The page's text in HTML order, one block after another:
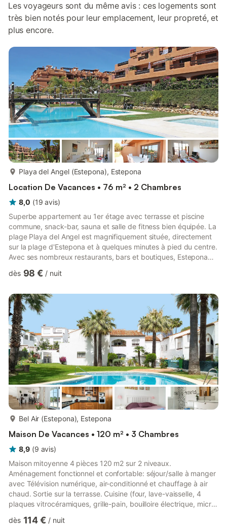
Les voyageurs sont du même avis : ces logements sont
très bien notés pour leur emplacement, leur propreté, et
plus encore.
Playa del Angel (Estepona), Estepona
Location De Vacances • 76 m² • 2 Chambres
8,0 (19 avis)
Superbe appartement au 1er étage avec terrasse et piscine
commune, snack-bar, sauna et salle de fitness bien équipée. La
plage Playa del Angel est magnifiquement située, directement
sur la plage d'Estepona et à quelques minutes à pied du centre.
Avec ses nombreux restaurants, bars et boutiques, Estepona
nombreuses possibilités de loisirs et de sports nautiques. Avec
régulières pour observer les dauphins constituent une manière
très particulière de découvrir les eaux au large de ...
dès 98 € / nuit
Bel Air (Estepona), Estepona
Maison De Vacances • 120 m² • 3 Chambres
8,9 (9 avis)
Maison mitoyenne 4 pièces 120 m2 sur 2 niveaux.
Aménagement fonctionnel et confortable: séjour/salle à manger
avec Télévision numérique, air-conditionné et chauffage à air
chaud. Sortie sur la terrasse. Cuisine (four, lave-vaisselle, 4
plaques vitrocéramiques, grille-pain, bouilloire électrique, micro-
supérieur: 1 chambre avec 1 grand-lit (140 cm, longueur 200
dès 114 € / nuit